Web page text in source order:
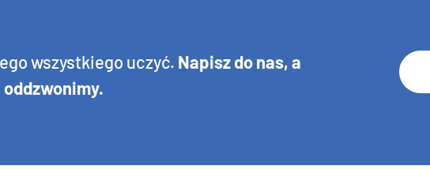
wszystkiego uczyć. Napisz do nas, a
oddzwonimy.